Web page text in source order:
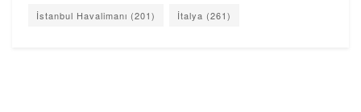
İstanbul Havalimanı (201) İtalya (261)